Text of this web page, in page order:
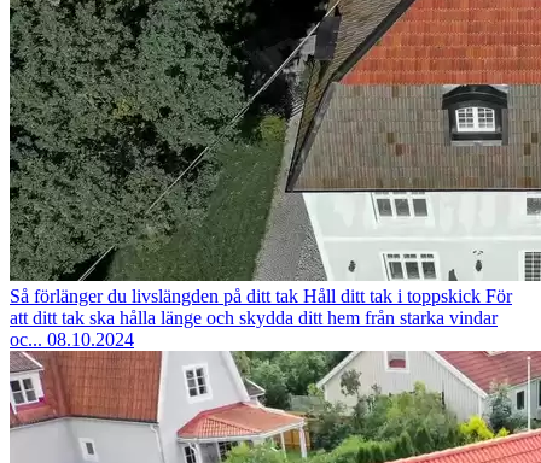
Så förlänger du livslängden på ditt tak Håll ditt tak i toppskick För
att ditt tak ska hålla länge och skydda ditt hem från starka vindar
oc... 08.10.2024